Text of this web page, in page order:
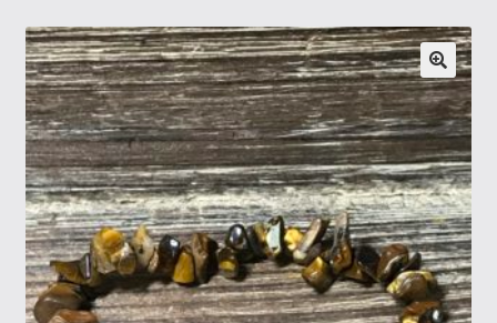
Maksutavat ja Tärkeää tietää
Myymälät
Oma tili
Ostoskori
Tietosuojaseloste